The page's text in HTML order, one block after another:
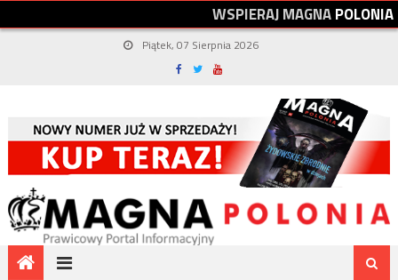
WSPIERAJMAGNAPOLONIA
Piątek, 07 Sierpnia 2026